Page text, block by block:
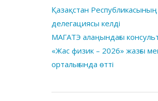
Қазақстан
делегациясы келді
МАГАТЭ алаңындағы
«Жас физик – 2026» жазғы
орталығында өтті